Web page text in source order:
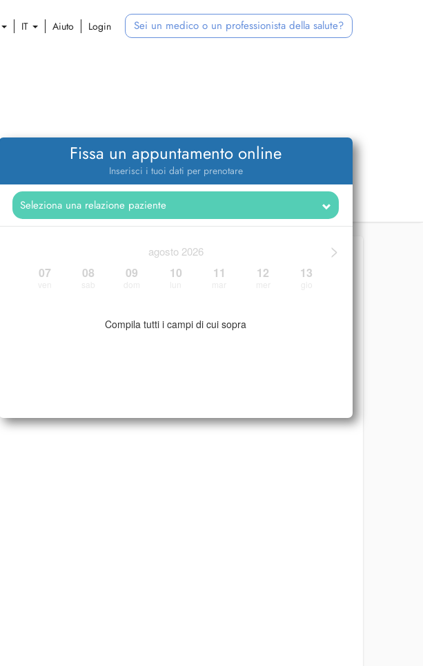
IT Aiuto Login Sei un medico o un professionista della salute?
Fissa un appuntamento online
Inserisci i tuoi dati per prenotare
>
agosto 2026
07 08 09 10 11 12 13
Compila tutti i campi di cui sopra